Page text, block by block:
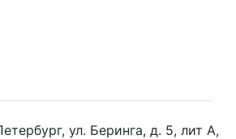
ул. Беринга, д. 5, лит А,